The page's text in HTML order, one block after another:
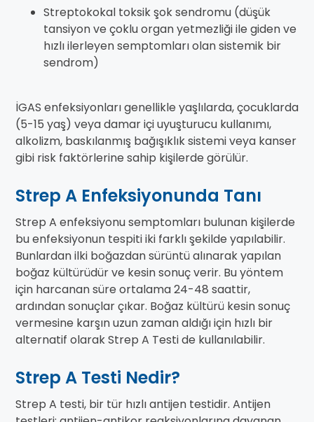
Streptokokal toksik şok sendromu (düşük
tansiyon ve çoklu organ yetmezliği ile giden ve
hızlı ilerleyen semptomları olan sistemik bir
sendrom)
İGAS enfeksiyonları genellikle yaşlılarda, çocuklarda
(5-15 yaş) veya damar içi uyuşturucu kullanımı,
alkolizm, baskılanmış bağışıklık sistemi veya kanser
gibi risk faktörlerine sahip kişilerde görülür.
Strep A Enfeksiyonunda Tanı
Strep A enfeksiyonu semptomları bulunan kişilerde
bu enfeksiyonun tespiti iki farklı şekilde yapılabilir.
Bunlardan ilki boğazdan sürüntü alınarak yapılan
boğaz kültürüdür ve kesin sonuç verir. Bu yöntem
için harcanan süre ortalama 24-48 saattir,
ardından sonuçlar çıkar. Boğaz kültürü kesin sonuç
vermesine karşın uzun zaman aldığı için hızlı bir
alternatif olarak Strep A Testi de kullanılabilir.
Strep A Testi Nedir?
Strep A testi, bir tür hızlı antijen testidir. Antijen